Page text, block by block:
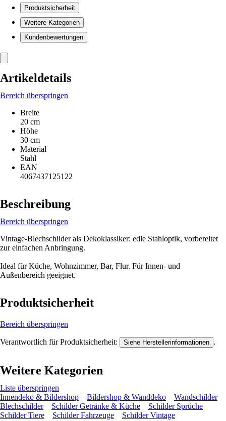
Produktsicherheit
Weitere Kategorien
Kundenbewertungen
Artikeldetails
Bereich überspringen
Breite
20 cm
Höhe
30 cm
Material
Stahl
EAN
4067437125122
Beschreibung
Bereich überspringen
Vintage-Blechschilder als Dekoklassiker: edle Stahloptik, vorbereitet
zur einfachen Anbringung.
Ideal für Küche, Wohnzimmer, Bar, Flur. Für Innen- und
Außenbereich geeignet.
Produktsicherheit
Bereich überspringen
Verantwortlich für Produktsicherheit: Siehe Herstellerinformationen .
Weitere Kategorien
Liste überspringen
Innendeko & Bildershop
Bildershop & Wanddeko
Wandschilder
Blechschilder
Schilder Getränke & Küche
Schilder Sprüche
Schilder Tiere
Schilder Fahrzeuge
Schilder Vintage